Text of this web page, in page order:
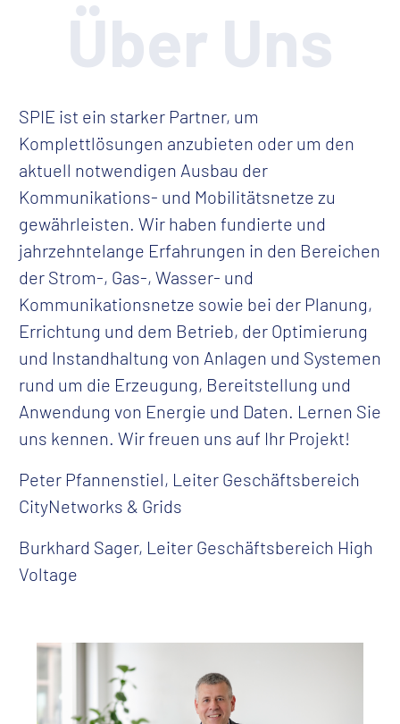
Über Uns
SPIE ist ein starker Partner, um
Komplettlösungen anzubieten oder um den
aktuell notwendigen Ausbau der
Kommunikations- und Mobilitätsnetze zu
gewährleisten. Wir haben fundierte und
jahrzehntelange Erfahrungen in den Bereichen
der Strom-, Gas-, Wasser- und
Kommunikationsnetze sowie bei der Planung,
Errichtung und dem Betrieb, der Optimierung
und Instandhaltung von Anlagen und Systemen
rund um die Erzeugung, Bereitstellung und
Anwendung von Energie und Daten. Lernen Sie
uns kennen. Wir freuen uns auf Ihr Projekt!
Peter Pfannenstiel, Leiter Geschäftsbereich
CityNetworks & Grids
Burkhard Sager, Leiter Geschäftsbereich High
Voltage